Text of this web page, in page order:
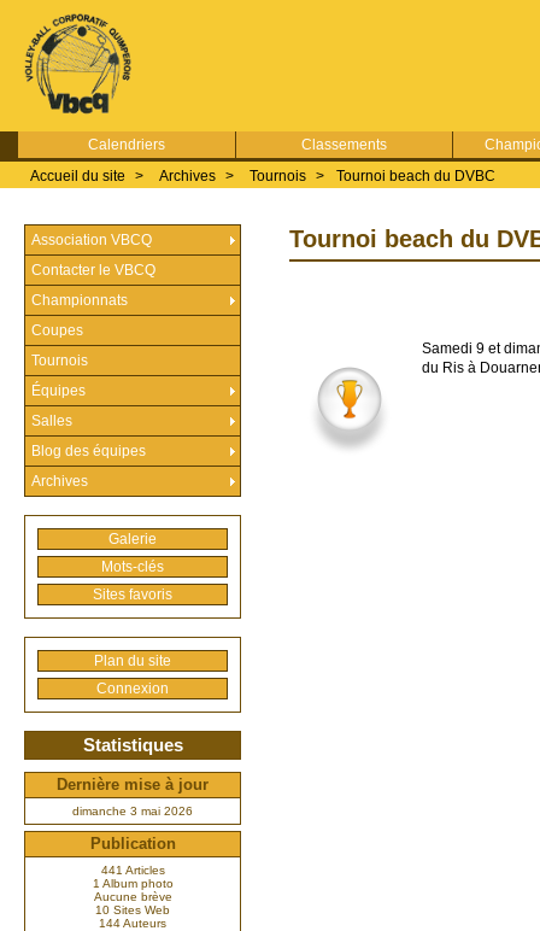
Calendriers Classements
Accueil du site
> Archives > Tournois > Tournoi beach du DVBC
Tournoi beach du
Samedi 9 et
du Ris à
Association VBCQ
Contacter le VBCQ
Championnats
Coupes
Tournois
Équipes
Salles
Blog des équipes
Archives
Galerie
Mots-clés
Sites favoris
Plan du site
Connexion
Statistiques
Dernière mise à jour
dimanche 3 mai 2026
Publication
441 Articles
1 Album photo
Aucune brève
10 Sites Web
144 Auteurs